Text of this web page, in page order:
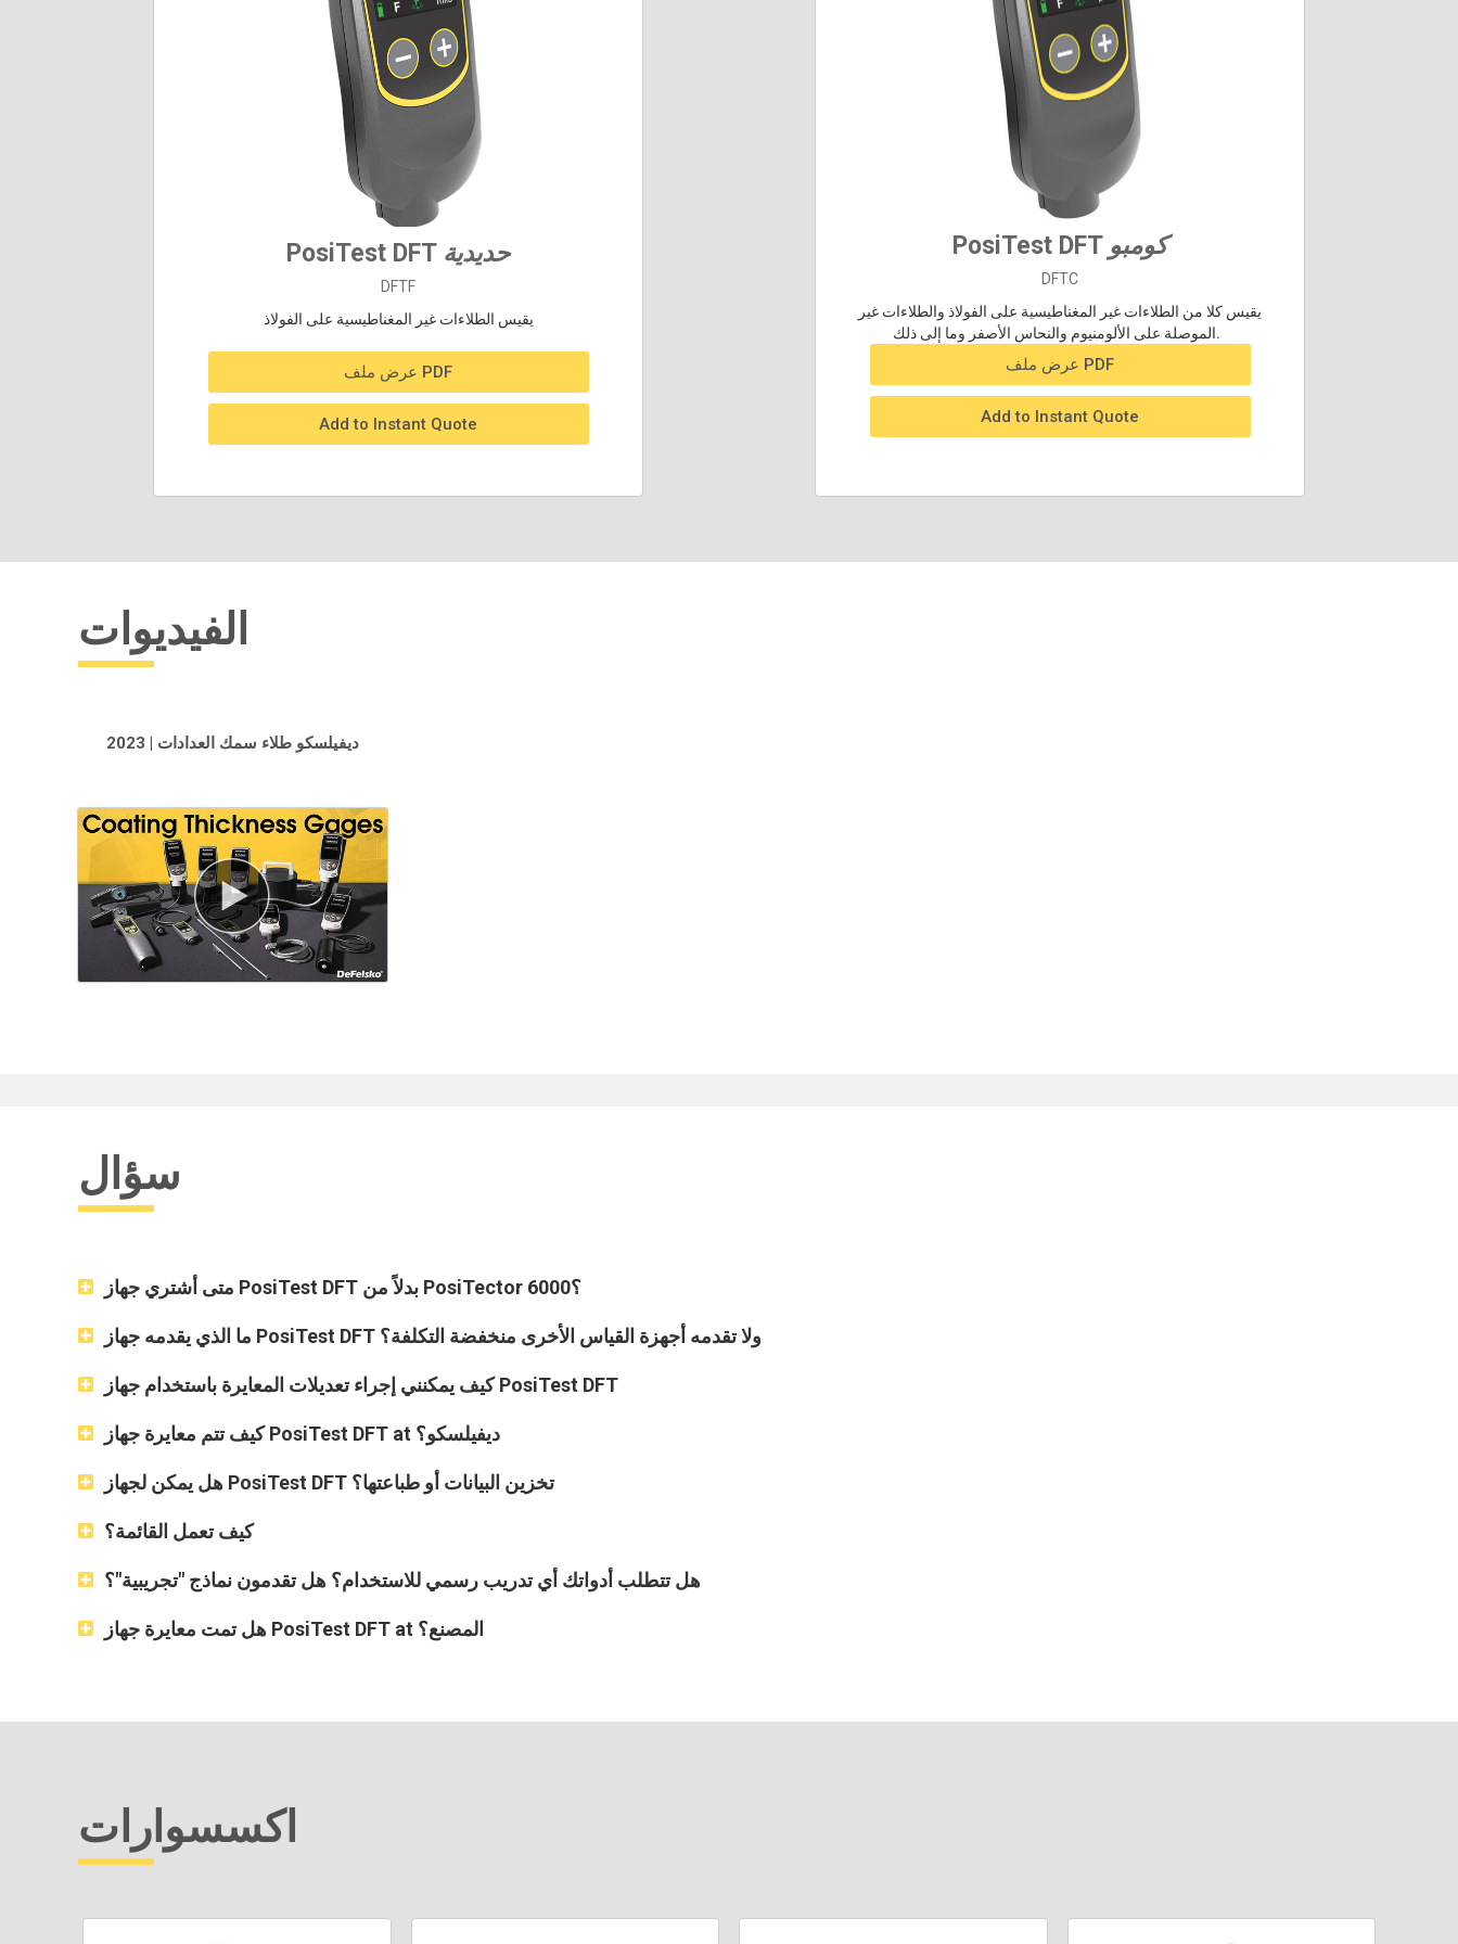
PosiTest DFT حديدية
DFTF
يقيس الطلاءات غير المغناطيسية على الفولاذ
عرض ملف PDF
Add to Instant Quote
PosiTest DFT كومبو
DFTC
يقيس كلا من الطلاءات غير المغناطيسية على الفولاذ والطلاءات غير
الموصلة على الألومنيوم والنحاس الأصفر وما إلى ذلك.
عرض ملف PDF
Add to Instant Quote
الفيديوات
ديفيلسكو طلاء سمك العدادات | 2023
سؤال
متى أشتري جهاز PosiTest DFT بدلاً من PosiTector 6000؟
ما الذي يقدمه جهاز PosiTest DFT ولا تقدمه أجهزة القياس الأخرى منخفضة التكلفة؟
كيف يمكنني إجراء تعديلات المعايرة باستخدام جهاز PosiTest DFT
كيف تتم معايرة جهاز PosiTest DFT at ديفيلسكو؟
هل يمكن لجهاز PosiTest DFT تخزين البيانات أو طباعتها؟
كيف تعمل القائمة؟
هل تتطلب أدواتك أي تدريب رسمي للاستخدام؟ هل تقدمون نماذج "تجريبية"؟
هل تمت معايرة جهاز PosiTest DFT at المصنع؟
اكسسوارات